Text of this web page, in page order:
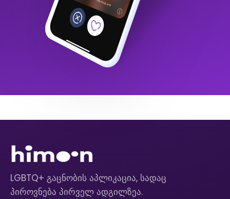
LGBTQ+ გაცნობის აპლიკაცია, სადაც
პიროვნება პირველ ადგილზეა.